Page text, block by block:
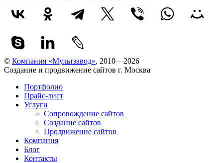
© Компания «Мультзавод», 2010—2026
Создание и продвижение сайтов г. Москва
Портфолио
Прайс-лист
Услуги
Сопровождение сайтов
Создание сайтов
Продвижение сайтов
Компания
Блог
Контакты